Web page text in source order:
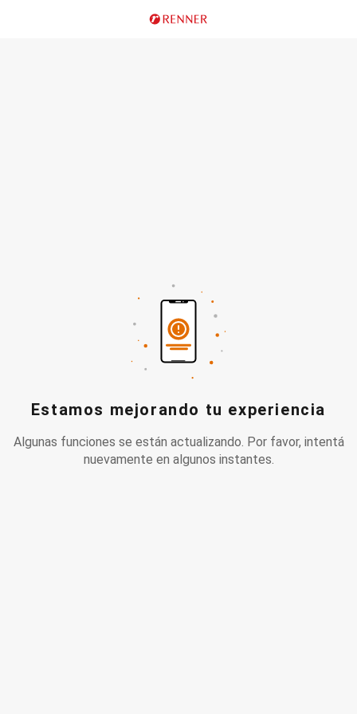
Estamos mejorando tu experiencia
Algunas funciones se están actualizando. Por favor, intentá
nuevamente en algunos instantes.